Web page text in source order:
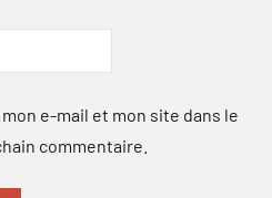
e-mail et mon site dans le
commentaire.